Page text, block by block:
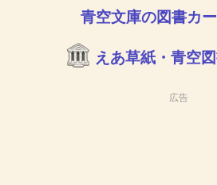
青空文庫の図書カ
えあ草紙・青空
広告